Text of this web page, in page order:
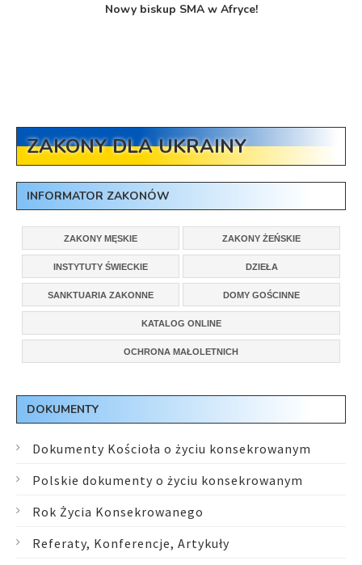
Nowy biskup SMA w Afryce!
ZAKONY DLA UKRAINY
INFORMATOR ZAKONÓW
ZAKONY MĘSKIE ZAKONY ŻEŃSKIE
INSTYTUTY ŚWIECKIE DZIEŁA
SANKTUARIA ZAKONNE DOMY GOŚCINNE
KATALOG ONLINE
OCHRONA MAŁOLETNICH
DOKUMENTY
Dokumenty Kościoła o życiu konsekrowanym
Polskie dokumenty o życiu konsekrowanym
Rok Życia Konsekrowanego
Referaty, Konferencje, Artykuły